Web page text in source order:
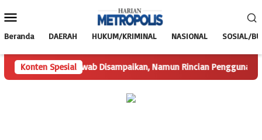
ke
Mobile
Beranda DAERAH HUKUM/KRIMINAL NASIONAL SOSIAL/
Konten Spesial
Hak Jawab Disampaikan, Namun Rincian Penggunaan Dana